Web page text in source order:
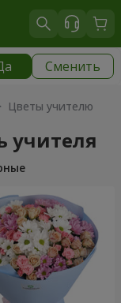
Сменить
учителю
учителя